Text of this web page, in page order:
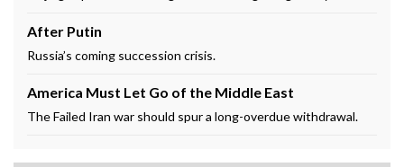
After Putin
Russia’s coming succession crisis.
America Must Let Go of the Middle East
The Failed Iran war should spur a long-overdue withdrawal.